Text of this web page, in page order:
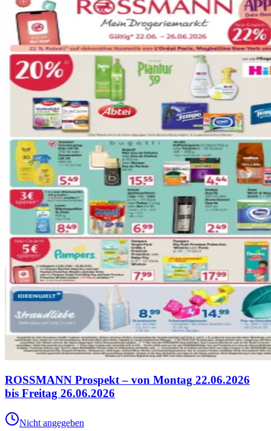
ROSSMANN Prospekt – von Montag 22.06.2026
bis Freitag 26.06.2026
Nicht angegeben